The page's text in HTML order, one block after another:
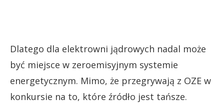
Dlatego dla elektrowni jądrowych nadal może
być miejsce w zeroemisyjnym systemie
energetycznym. Mimo, że przegrywają z OZE w
konkursie na to, które źródło jest tańsze.